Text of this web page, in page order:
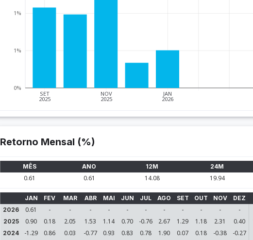
SET
2025
NOV
2025
JAN
2026
0%
1%
1%
Retorno Mensal (%)
MÊS ANO 12M 24M
0.61 0.61 14.08 19.94
JAN FEV MAR ABR MAI JUN JUL AGO SET OUT NOV DEZ
2026
0.61 - - - - - - - - - - -
2025 0.90 0.18 2.05 1.53 1.14 0.70 -0.76 2.67 1.29 1.18 2.31 0.40
2024 -1.29 0.86 0.03 -0.77 0.93 0.83 0.78 1.90 0.07 0.18 -0.38 -0.27